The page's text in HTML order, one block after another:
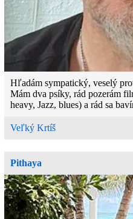
Hľadám sympatický, veselý
Mám dva psíky, rád pozerám
heavy, Jazz, blues) a rád sa
Veľký Krtíš
Pithaya